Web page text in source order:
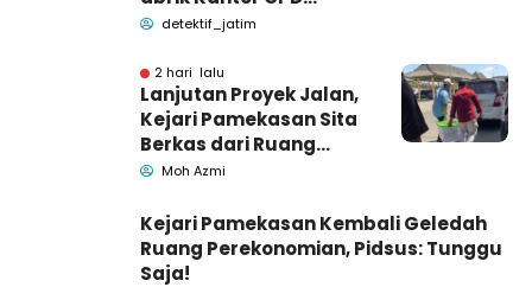
Pemkab Pamekasan
detektif_jatim
2 hari lalu
Lanjutan Proyek Jalan,
Kejari Pamekasan Sita
Berkas dari Ruang
Pemkab Pamekasan
Moh Azmi
Kejari Pamekasan Kembali Geledah
Ruang Perekonomian, Pidsus: Tunggu
Saja!